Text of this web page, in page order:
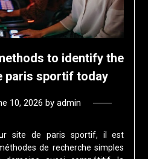
to identify the
paris sportif today
10, 2026 by admin
site de paris sportif, il est
de recherche simples